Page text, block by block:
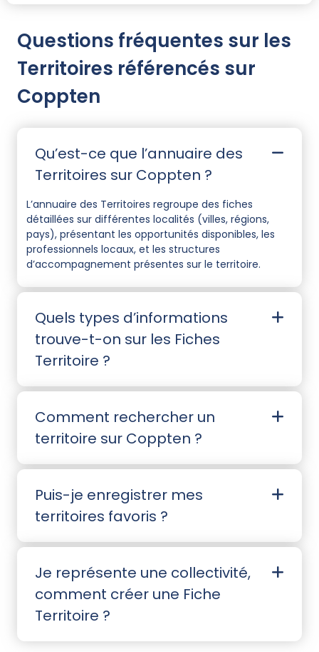
Questions fréquentes sur les
Territoires référencés sur
Coppten
Qu’est-ce que l’annuaire des
Territoires sur Coppten ?
L’annuaire des Territoires regroupe des fiches
détaillées sur différentes localités (villes, régions,
pays), présentant les opportunités disponibles, les
professionnels locaux, et les structures
d’accompagnement présentes sur le territoire.
Quels types d’informations
trouve-t-on sur les Fiches
Territoire ?
Comment rechercher un
territoire sur Coppten ?
Puis-je enregistrer mes
territoires favoris ?
Je représente une collectivité,
comment créer une Fiche
Territoire ?